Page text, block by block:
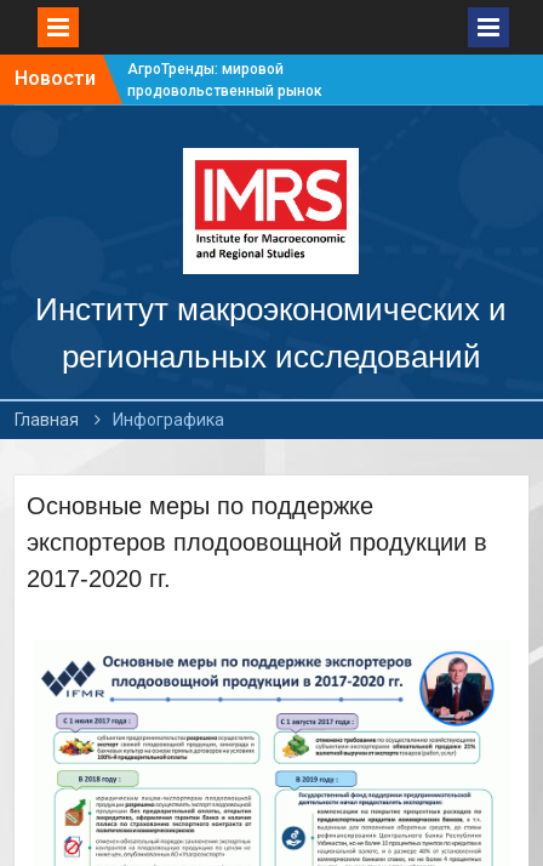
Новости
АгроТренды: мировой
продовольственный рынок
продовольственный рынок
АгроТренды: мировой
продовольственный рынок
АгроТренды: мировой
#4
Институт макроэкономических и
региональных исследований
Главная Инфографика
Основные меры по поддержке
экспортеров плодоовощной продукции в
2017-2020 гг.